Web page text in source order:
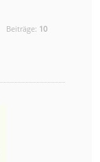
Beiträge: 10